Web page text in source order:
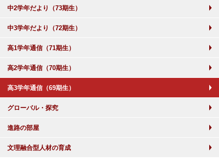
中2学年だより（73期生）
中3学年だより（72期生）
高1学年通信（71期生）
高2学年通信（70期生）
高3学年通信（69期生）
グローバル・探究
進路の部屋
文理融合型人材の育成